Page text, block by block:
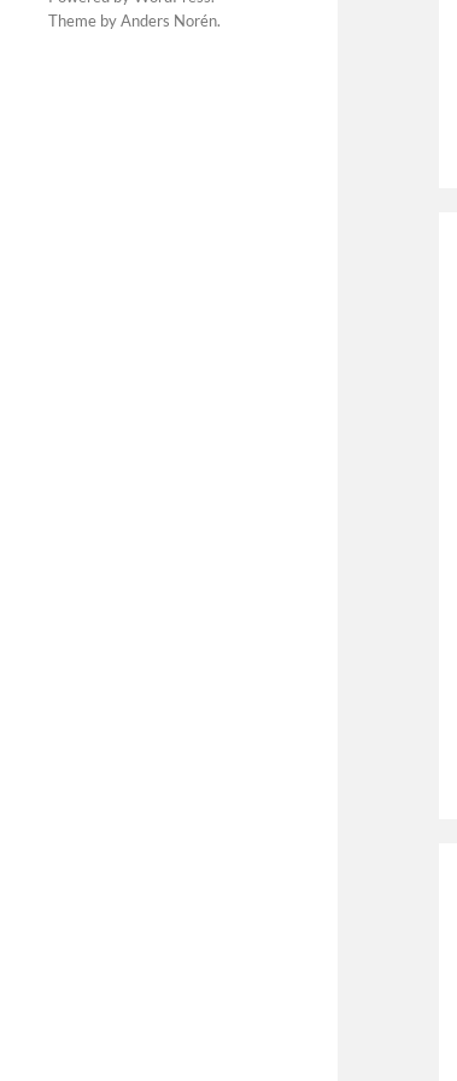
Theme byAnders Norén.